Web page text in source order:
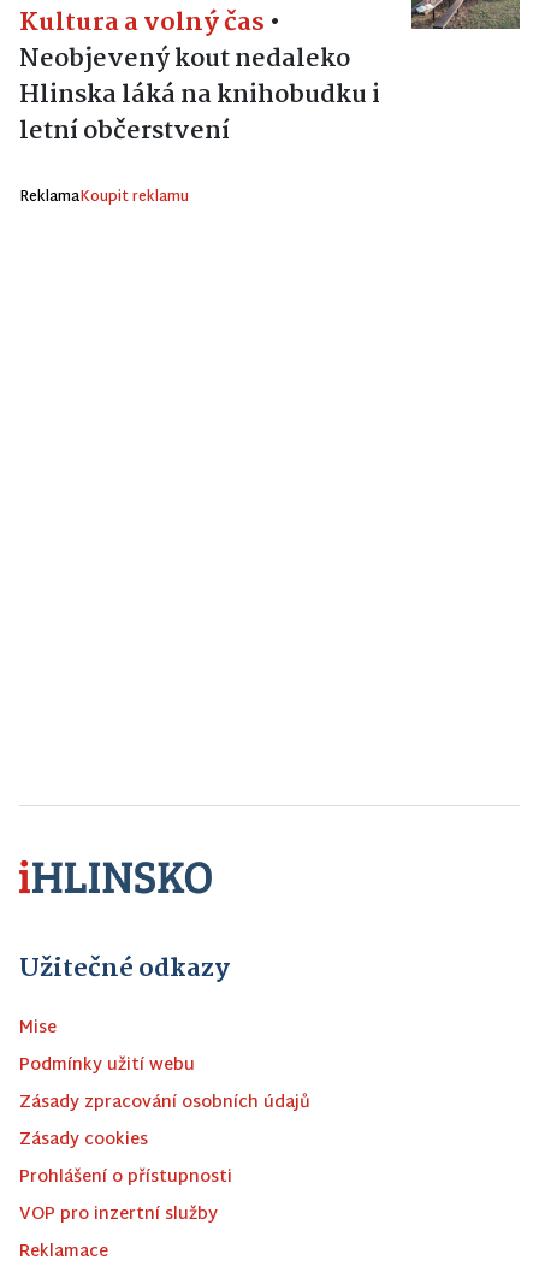
Kultura a volný čas •
Neobjevený kout nedaleko
Hlinska láká na knihobudku i
letní občerstvení
ReklamaKoupit reklamu
Užitečné odkazy
Mise
Podmínky užití webu
Zásady zpracování osobních údajů
Zásady cookies
Prohlášení o přístupnosti
VOP pro inzertní služby
Reklamace